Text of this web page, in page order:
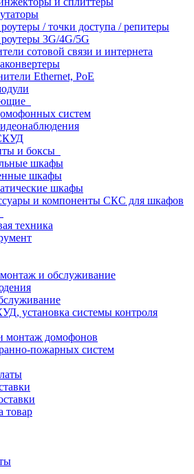
/ точки доступа / репитеры
3G/4G/5G
сотовой связи и интернета
Ethernet, PoE
систем
и боксы
шкафы
шкафы
шкафы
и компоненты СКС для шкафов
техника
и обслуживание
установка системы контроля
монтаж домофонов
пожарных систем
товар